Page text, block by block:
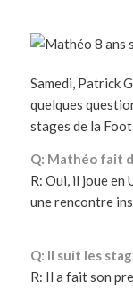
Samedi, Patrick
quelques
stages de la
Q: Mathéo fait
R: Oui, il joue en
une rencontre
Q: Il suit les
R: Il a fait son